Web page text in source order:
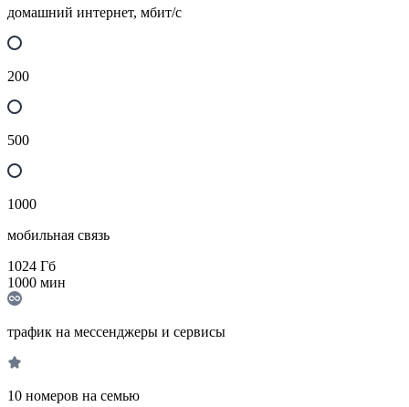
домашний интернет, мбит/с
200
500
1000
мобильная связь
1024 Гб
1000 мин
трафик на мессенджеры и сервисы
10 номеров на семью